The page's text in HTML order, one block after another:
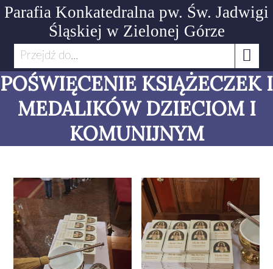
Parafia Konkatedralna pw. Św. Jadwigi
Śląskiej w Zielonej Górze
Przejdź do...
POŚWIĘCENIE KSIĄŻECZEK I
MEDALIKÓW DZIECIOM I
KOMUNIJNYM